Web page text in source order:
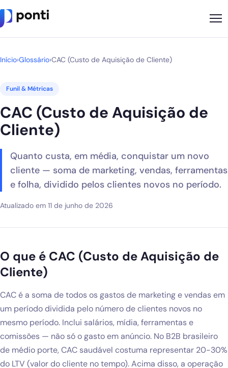
Metodologia
Cases
Ponti Indica
Loja
Solicitar diagnóstico gratuito
Início›Glossário›CAC (Custo de Aquisição de Cliente)
Funil & Métricas
CAC (Custo de Aquisição de
Cliente)
Quanto custa, em média, conquistar um novo
cliente — soma de marketing, vendas, ferramentas
e folha, dividido pelos clientes novos no período.
Atualizado em 11 de junho de 2026
O que é CAC (Custo de Aquisição de
Cliente)
CAC é a soma de todos os gastos de marketing e vendas em
um período dividida pelo número de clientes novos no
mesmo período. Inclui salários, mídia, ferramentas e
comissões — não só o gasto em anúncio. No B2B brasileiro
de médio porte, CAC saudável costuma representar 20-30%
do LTV (valor do cliente no tempo). Acima disso, a operação